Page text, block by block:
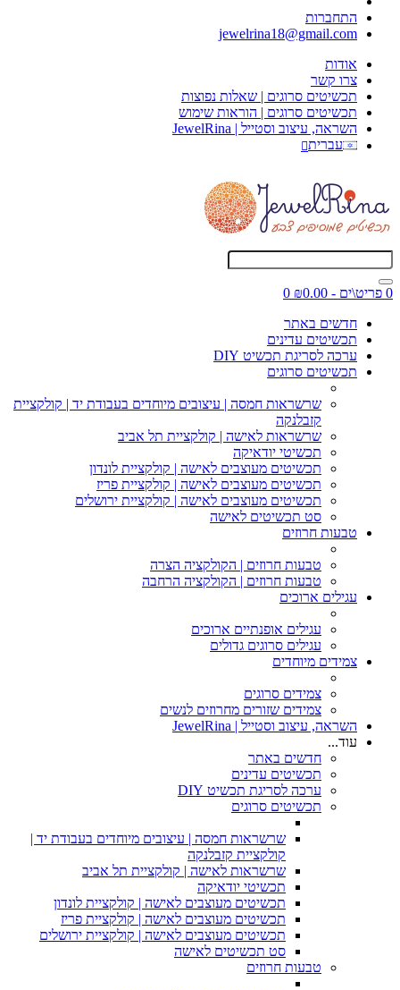
התחברות
jewelrina18@gmail.com
אודות
צרו קשר
תכשיטים סרוגים | שאלות נפוצות
תכשיטים סרוגים | הוראות שימוש
השראה, עיצוב וסטייל | JewelRina
עברית
0 פריט\ים - ₪0.00
0
חדשים באתר
תכשיטים עדינים
ערכה לסריגת תכשיט DIY
תכשיטים סרוגים
שרשראות חמסה | עיצובים מיוחדים בעבודת יד | קולקציית
קזבלנקה
שרשראות לאישה | קולקציית תל אביב
תכשיטי יודאיקה
תכשיטים מעוצבים לאישה | קולקציית לונדון
תכשיטים מעוצבים לאישה | קולקציית פריז
תכשיטים מעוצבים לאישה | קולקציית ירושלים
סט תכשיטים לאישה
טבעות חרוזים
טבעות חרוזים | הקולקציה הצרה
טבעות חרוזים | הקולקציה הרחבה
עגילים ארוכים
עגילים אופנתיים ארוכים
עגילים סרוגים גדולים
צמידים מיוחדים
צמידים סרוגים
צמידים שזורים מחרוזים לנשים
השראה, עיצוב וסטייל | JewelRina
עוד...
חדשים באתר
תכשיטים עדינים
ערכה לסריגת תכשיט DIY
תכשיטים סרוגים
שרשראות חמסה | עיצובים מיוחדים בעבודת יד |
קולקציית קזבלנקה
שרשראות לאישה | קולקציית תל אביב
תכשיטי יודאיקה
תכשיטים מעוצבים לאישה | קולקציית לונדון
תכשיטים מעוצבים לאישה | קולקציית פריז
תכשיטים מעוצבים לאישה | קולקציית ירושלים
סט תכשיטים לאישה
טבעות חרוזים